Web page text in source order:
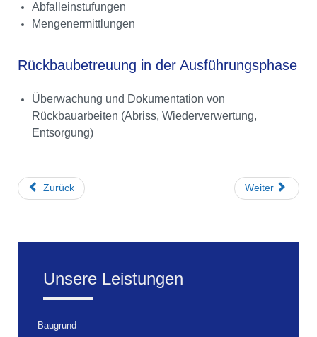
Abfalleinstufungen
Mengenermittlungen
Rückbaubetreuung in der Ausführungsphase
Überwachung und Dokumentation von
Rückbauarbeiten (Abriss, Wiederverwertung,
Entsorgung)
Zurück Weiter
Unsere Leistungen
Baugrund